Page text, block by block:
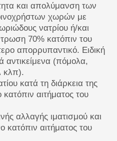
και απολύμανση των
χωρών με
νατρίου ή/και
70% κατόπιν του
απορρυπαντικό. Ειδική
αντικείμενα (πόμολα,
κλπ).
κατά τη διάρκεια της
αιτήματος του
αλλαγής ιματισμού και
αιτήματος του